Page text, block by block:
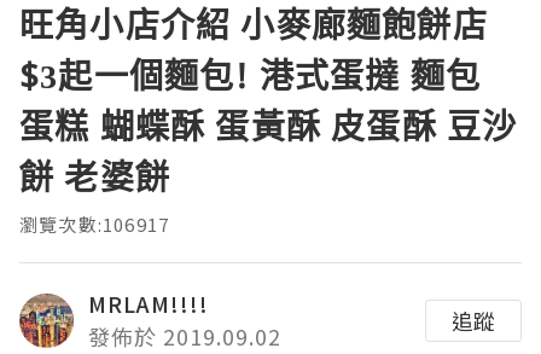
旺角小店介紹 小麥廊麵飽餅店
$3起一個麵包! 港式蛋撻 麵包
蛋糕 蝴蝶酥 蛋黃酥 皮蛋酥 豆沙
餅 老婆餅
瀏覽次數:106917
MRLAM!!!!
發佈於 2019.09.02
追蹤